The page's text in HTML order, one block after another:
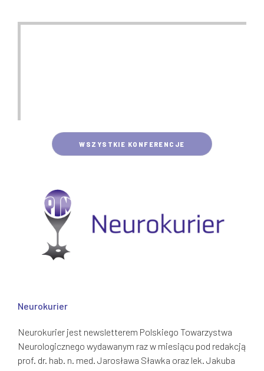
WSZYSTKIE KONFERENCJE
Neurokurier
Neurokurier jest newsletterem Polskiego Towarzystwa
Neurologicznego wydawanym raz w miesiącu pod redakcją
prof. dr. hab. n. med. Jarosława Sławka oraz lek. Jakuba